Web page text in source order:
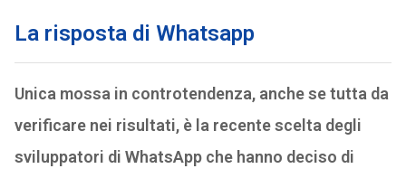
La risposta di Whatsapp
Unica mossa in controtendenza, anche se tutta da
verificare nei risultati, è la recente scelta degli
sviluppatori di WhatsApp che hanno deciso di